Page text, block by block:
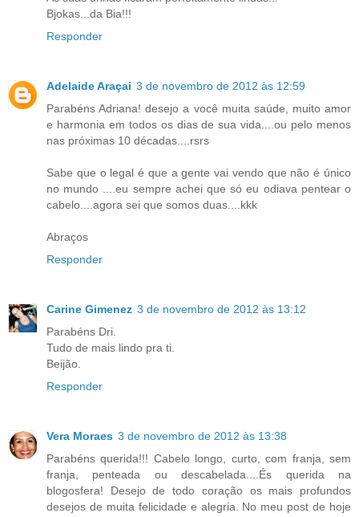
Bjokas...da Bia!!!
Responder
Adelaide Araçai 3 de novembro de 2012 às 12:59
Parabéns Adriana! desejo a você muita saúde, muito amor
e harmonia em todos os dias de sua vida....ou pelo menos
nas próximas 10 décadas....rsrs
Sabe que o legal é que a gente vai vendo que não é único
no mundo ....eu sempre achei que só eu odiava pentear o
cabelo....agora sei que somos duas....kkk
Abraços
Responder
Carine Gimenez 3 de novembro de 2012 às 13:12
Parabéns Dri.
Tudo de mais lindo pra ti.
Beijão.
Responder
Vera Moraes 3 de novembro de 2012 às 13:38
Parabéns querida!!! Cabelo longo, curto, com franja, sem
franja, penteada ou descabelada....És querida na
blogosfera! Desejo de todo coração os mais profundos
desejos de muita felicidade e alegria. No meu post de hoje